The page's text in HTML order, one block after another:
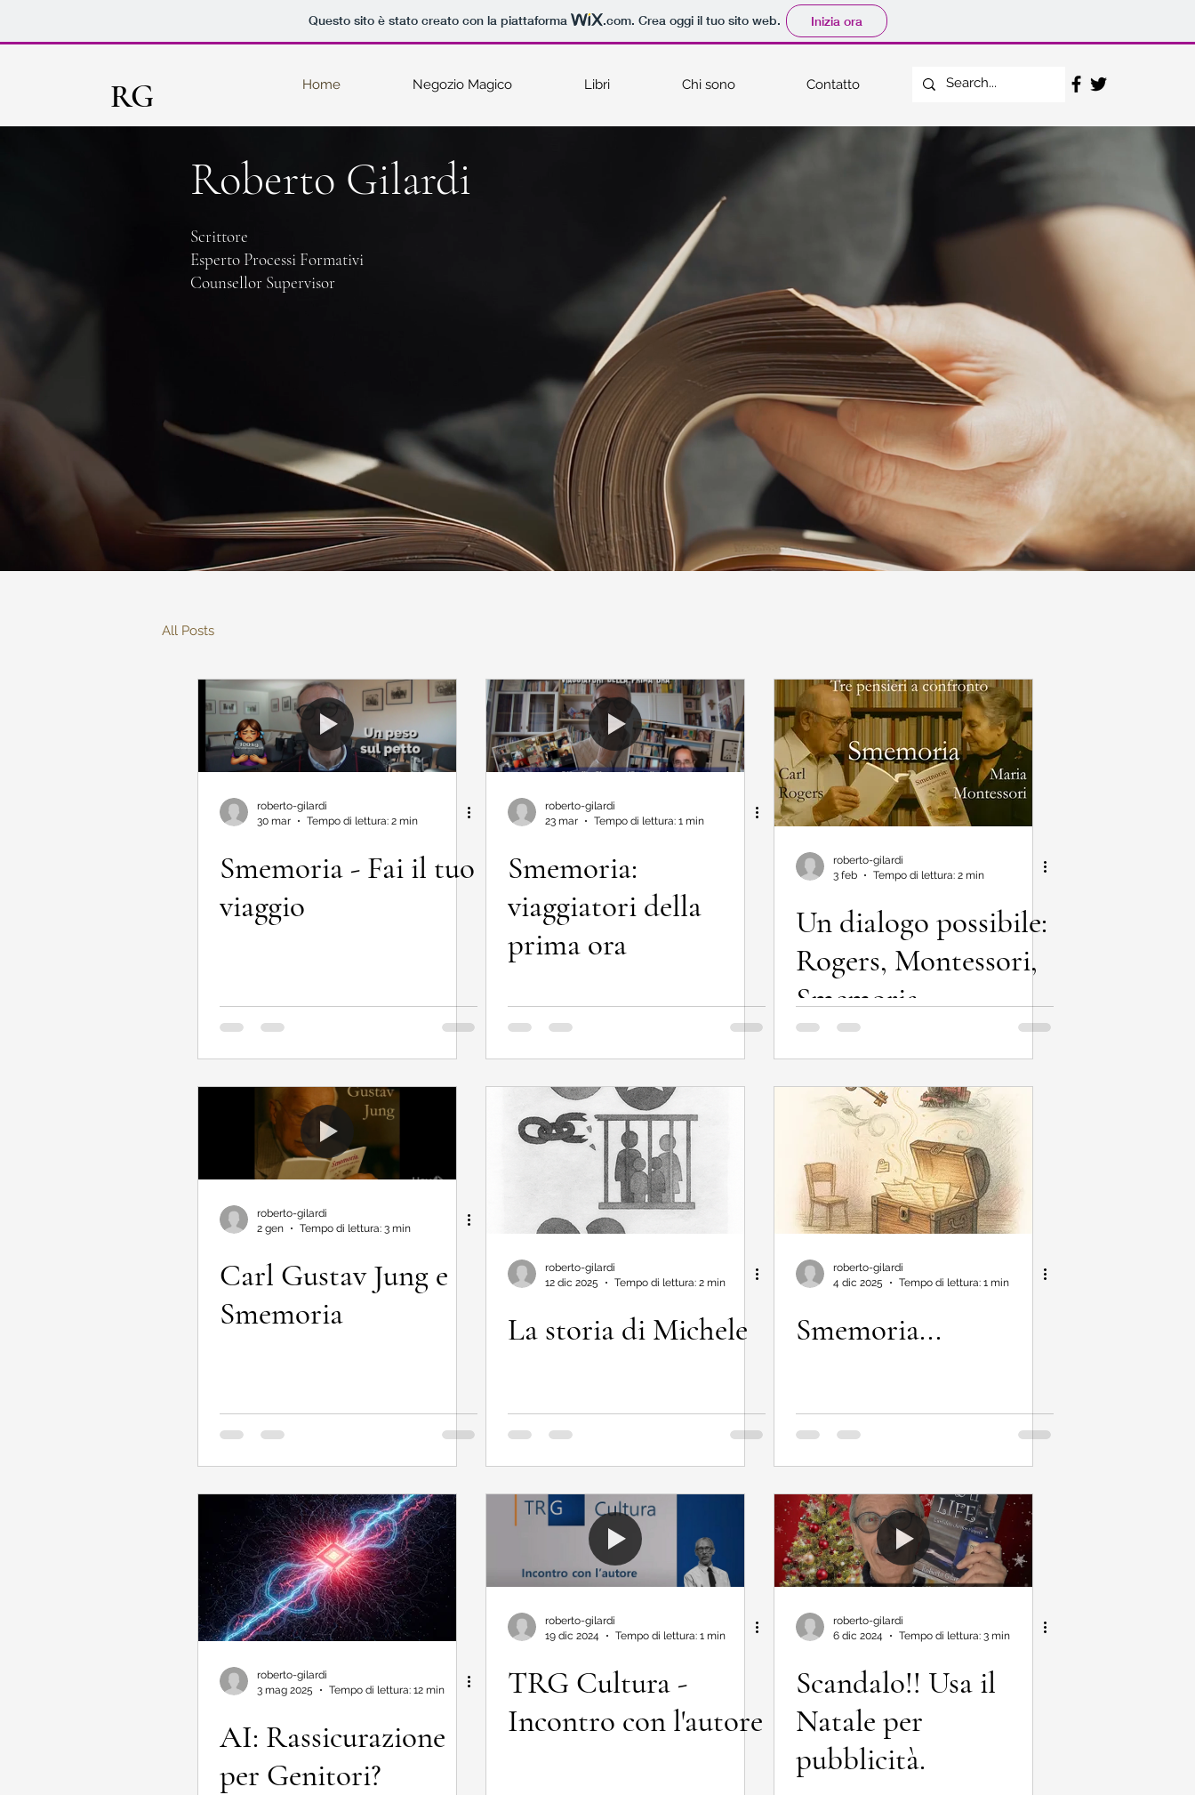
Questo sito è stato creato con la piattaforma .com. Crea oggi il tuo sito web. Inizia ora
RG Home Negozio Magico Libri Chi sono Contatto
Roberto Gilardi
Scrittore
Esperto Processi Formativi
Counsellor Supervisor
All Posts
roberto-gilardi
30 mar
Tempo di lettura: 2 min
Smemoria - Fai il tuo
viaggio
roberto-gilardi
23 mar
Tempo di lettura: 1 min
Smemoria:
viaggiatori della
prima ora
roberto-gilardi
3 feb
Tempo di lettura: 2 min
Un dialogo possibile:
Rogers, Montessori,
Smemoria
roberto-gilardi
2 gen
Tempo di lettura: 3 min
Carl Gustav Jung e
Smemoria
roberto-gilardi
12 dic 2025
Tempo di lettura: 2 min
La storia di Michele
roberto-gilardi
4 dic 2025
Tempo di lettura: 1 min
Smemoria...
roberto-gilardi
3 mag 2025
Tempo di lettura: 12 min
AI: Rassicurazione
per Genitori?
roberto-gilardi
19 dic 2024
Tempo di lettura: 1 min
TRG Cultura -
Incontro con l'autore
roberto-gilardi
6 dic 2024
Tempo di lettura: 3 min
Scandalo!! Usa il
Natale per
pubblicità.